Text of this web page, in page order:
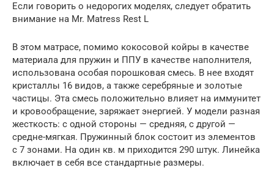
Если говорить о недорогих моделях, следует обратить
внимание на Mr. Matress Rest L
В этом матрасе, помимо кокосовой койры в качестве
материала для пружин и ППУ в качестве наполнителя,
использована особая порошковая смесь. В нее входят
кристаллы 16 видов, а также серебряные и золотые
частицы. Эта смесь положительно влияет на иммунитет
и кровообращение, заряжает энергией. У модели разная
жесткость: с одной стороны — средняя, с другой —
средне-мягкая. Пружинный блок состоит из элементов
с 7 зонами. На один кв. м приходится 290 штук. Линейка
включает в себя все стандартные размеры.